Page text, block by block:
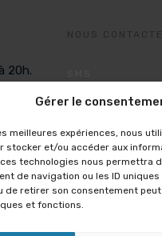
Gérer le
meilleures expériences, nous
stocker et/ou accéder aux
technologies nous permettra
de navigation ou les ID
de retirer son consentement
et fonctions.
20h.
NOUS
06.67.89.36.02
TÉLÉPHONE
Lundi, mardi,
De 9H à 12H et